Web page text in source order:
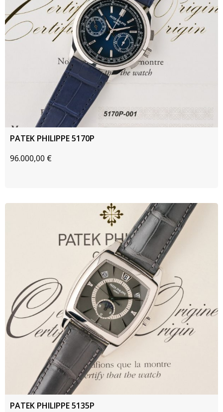
PATEK PHILIPPE 5170P
96.000,00 €
PATEK PHILIPPE 5135P